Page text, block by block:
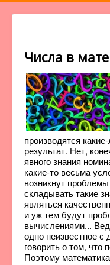
Числа в
производятся
результат. Нет,
явного знания
какие-то весьма
возникнут
складывать такие
являться
и уж тем будут
вычислениями...
одно неизвестное с
говорить о том, что
Поэтому